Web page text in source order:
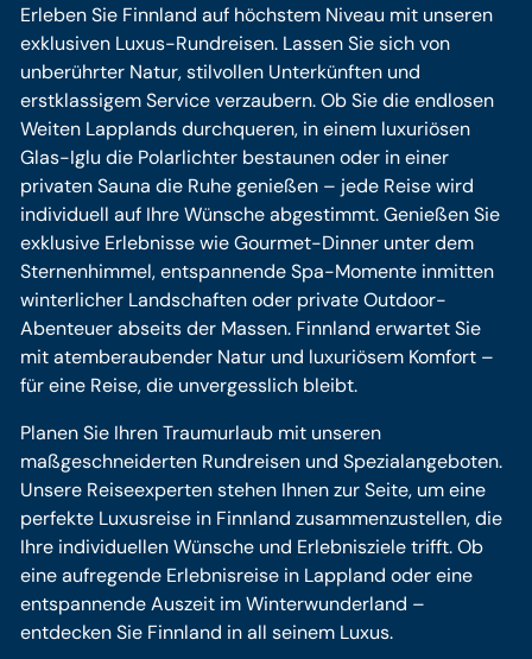
Erleben Sie Finnland auf höchstem Niveau mit unseren
exklusiven Luxus-Rundreisen. Lassen Sie sich von
unberührter Natur, stilvollen Unterkünften und
erstklassigem Service verzaubern. Ob Sie die endlosen
Weiten Lapplands durchqueren, in einem luxuriösen
Glas-Iglu die Polarlichter bestaunen oder in einer
privaten Sauna die Ruhe genießen – jede Reise wird
individuell auf Ihre Wünsche abgestimmt. Genießen Sie
exklusive Erlebnisse wie Gourmet-Dinner unter dem
Sternenhimmel, entspannende Spa-Momente inmitten
winterlicher Landschaften oder private Outdoor-
Abenteuer abseits der Massen. Finnland erwartet Sie
mit atemberaubender Natur und luxuriösem Komfort –
für eine Reise, die unvergesslich bleibt.
Planen Sie Ihren Traumurlaub mit unseren
maßgeschneiderten Rundreisen und Spezialangeboten.
Unsere Reiseexperten stehen Ihnen zur Seite, um eine
perfekte Luxusreise in Finnland zusammenzustellen, die
Ihre individuellen Wünsche und Erlebnisziele trifft. Ob
eine aufregende Erlebnisreise in Lappland oder eine
entspannende Auszeit im Winterwunderland –
entdecken Sie Finnland in all seinem Luxus.